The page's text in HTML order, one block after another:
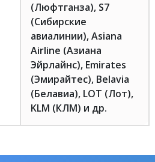
(Люфтганза), S7
(Сибирские
авиалинии), Asiana
Airline (Азиана
Эйрлайнс), Emirates
(Эмирайтес), Belavia
(Белавиа), LOT (Лот),
KLM (КЛМ) и др.